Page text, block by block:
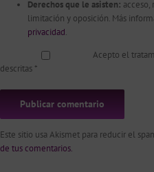
Derechos que le asisten:
limitación y oposición. Más
privacidad.
Acepto el
descritas *
Este sitio usa Akismet para reducir el
de tus comentarios.